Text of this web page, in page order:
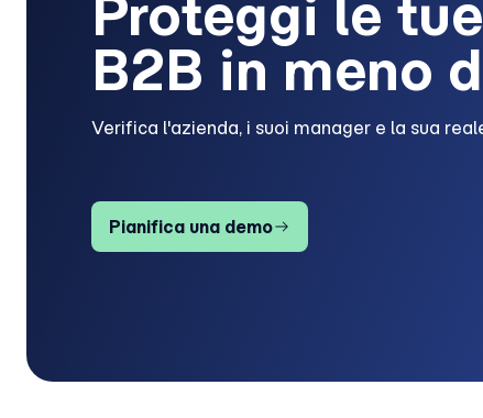
Proteggi le
B2B in meno
Verifica l'azienda, i suoi manager e la sua
Pianifica una demo